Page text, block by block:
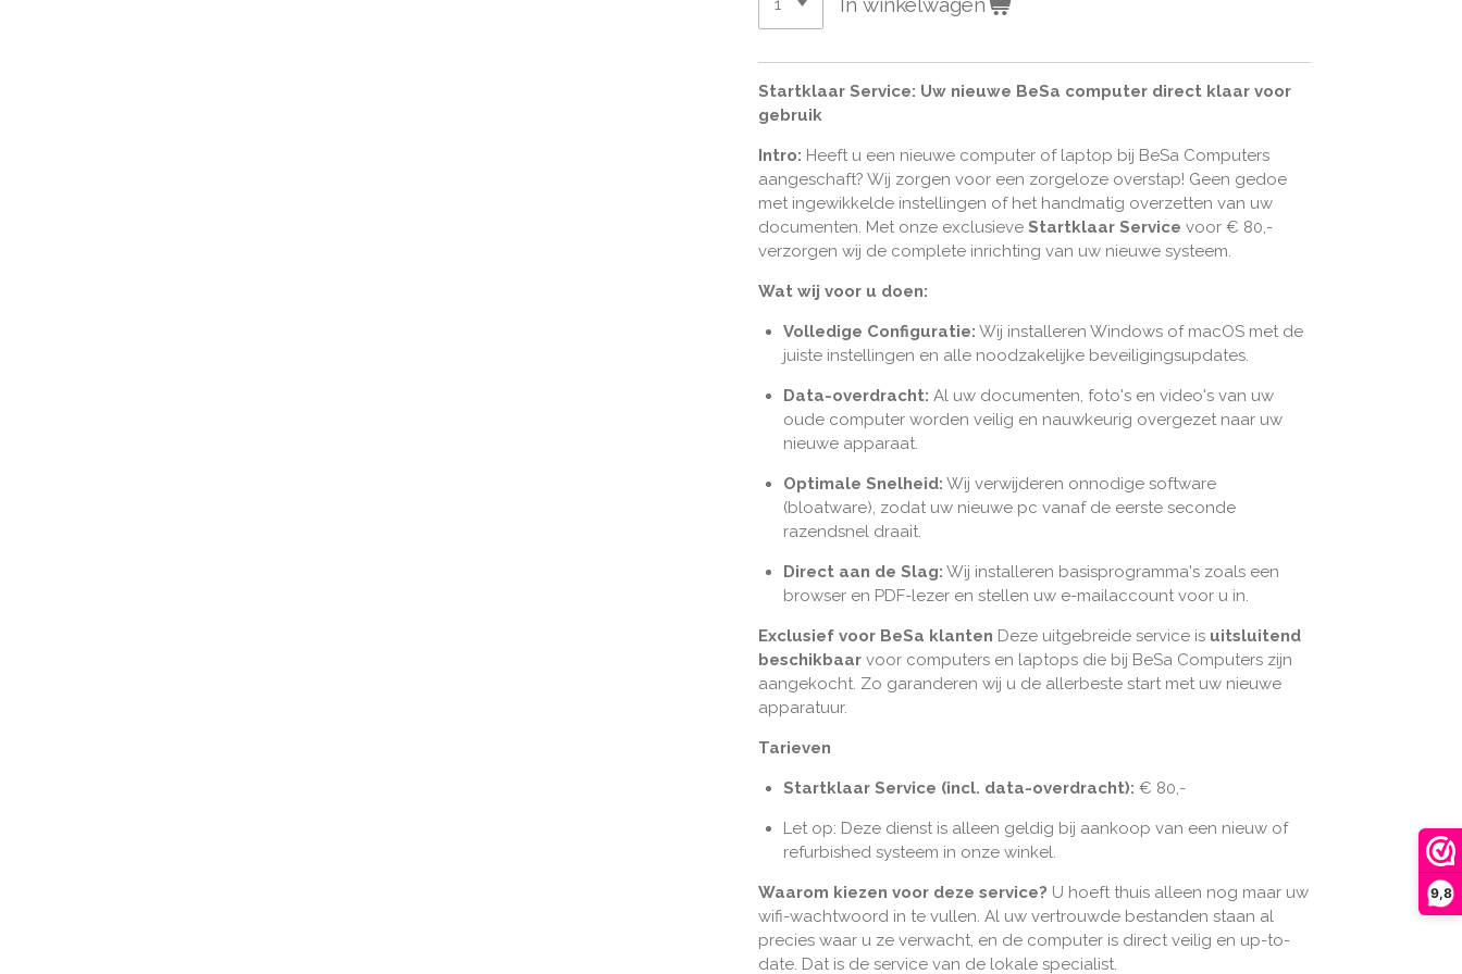
9,8
Startklaar Service: Uw nieuwe BeSa computer direct klaar voor
gebruik
Intro: Heeft u een nieuwe computer of laptop bij BeSa Computers
aangeschaft? Wij zorgen voor een zorgeloze overstap! Geen gedoe
met ingewikkelde instellingen of het handmatig overzetten van uw
documenten. Met onze exclusieve Startklaar Service voor € 80,-
verzorgen wij de complete inrichting van uw nieuwe systeem.
Wat wij voor u doen:
Volledige Configuratie: Wij installeren Windows of macOS met de
juiste instellingen en alle noodzakelijke beveiligingsupdates.
Data-overdracht: Al uw documenten, foto's en video's van uw
oude computer worden veilig en nauwkeurig overgezet naar uw
nieuwe apparaat.
Optimale Snelheid: Wij verwijderen onnodige software
(bloatware), zodat uw nieuwe pc vanaf de eerste seconde
razendsnel draait.
Direct aan de Slag: Wij installeren basisprogramma's zoals een
browser en PDF-lezer en stellen uw e-mailaccount voor u in.
Exclusief voor BeSa klanten Deze uitgebreide service is uitsluitend
beschikbaar voor computers en laptops die bij BeSa Computers zijn
aangekocht. Zo garanderen wij u de allerbeste start met uw nieuwe
apparatuur.
Tarieven
Startklaar Service (incl. data-overdracht): € 80,-
Let op: Deze dienst is alleen geldig bij aankoop van een nieuw of
refurbished systeem in onze winkel.
Waarom kiezen voor deze service? U hoeft thuis alleen nog maar uw
wifi-wachtwoord in te vullen. Al uw vertrouwde bestanden staan al
precies waar u ze verwacht, en de computer is direct veilig en up-to-
date. Dat is de service van de lokale specialist.